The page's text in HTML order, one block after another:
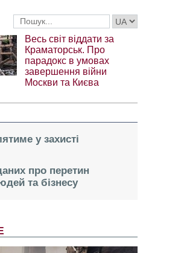
Весь світ віддати за
Краматорськ. Про
парадокс в умовах
завершення війни
Москви та Києва
у захисті
про перетин
та бізнесу